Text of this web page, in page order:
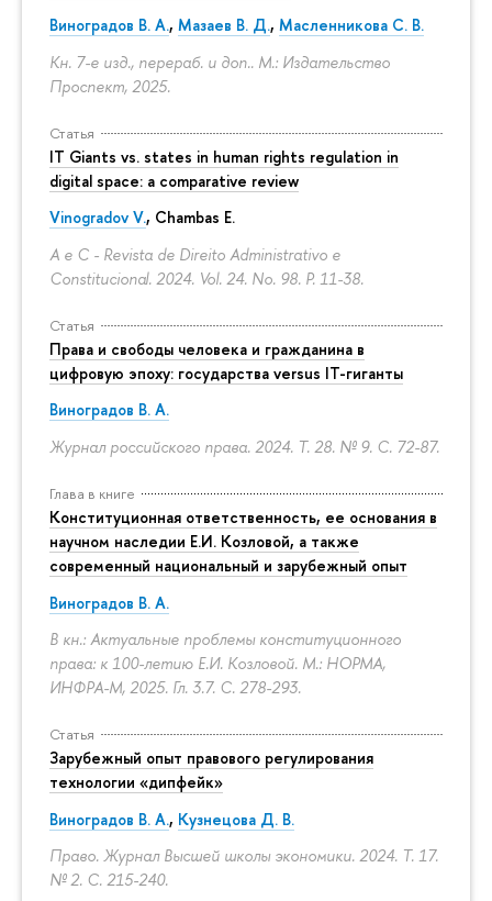
Виноградов В. А., Мазаев В. Д., Масленникова С. В.
Кн. 7-е изд., перераб. и доп.. М.: Издательство
Проспект, 2025.
Статья
IT Giants vs. states in human rights regulation in
digital space: a comparative review
Vinogradov V., Chambas E.
A e C - Revista de Direito Administrativo e
Constitucional. 2024. Vol. 24. No. 98. P. 11-38.
Статья
Права и свободы человека и гражданина в
цифровую эпоху: государства versus IT-гиганты
Виноградов В. А.
Журнал российского права. 2024. Т. 28. № 9. С. 72-87.
Глава в книге
Конституционная ответственность, ее основания в
научном наследии Е.И. Козловой, а также
современный национальный и зарубежный опыт
Виноградов В. А.
В кн.: Актуальные проблемы конституционного
права: к 100-летию Е.И. Козловой. М.: НОРМА,
ИНФРА-М, 2025. Гл. 3.7. С. 278-293.
Статья
Зарубежный опыт правового регулирования
технологии «дипфейк»
Виноградов В. А., Кузнецова Д. В.
Право. Журнал Высшей школы экономики. 2024. Т. 17.
№ 2. С. 215-240.